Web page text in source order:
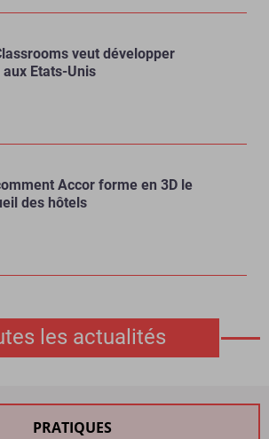
veut développer
aux Etats-Unis
Accor forme en 3D le
des hôtels
les actualités
PRATIQUES